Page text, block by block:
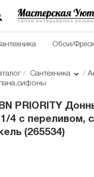
Обои/
Сантехника
PRIORITY
4 с переливом,
(265534)